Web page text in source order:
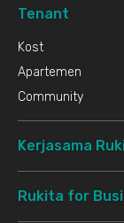
Tenant
Kost
Apartemen
Community
Kerjasama
Rukita for